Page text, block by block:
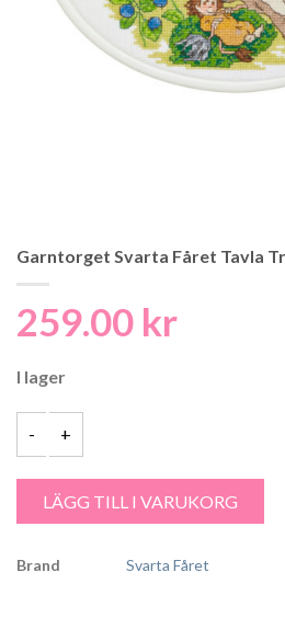
Garntorget Svarta Fåret Tavla
259.00 kr
I lager
Garntorget Svarta Fåret Tavla Trollmor
LÄGG TILL I VARUKORG
Brand Svarta Fåret